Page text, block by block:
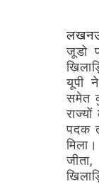
जूडो
यूपी ने
समेत
राज्यों
पदक
मिला।
जीता,